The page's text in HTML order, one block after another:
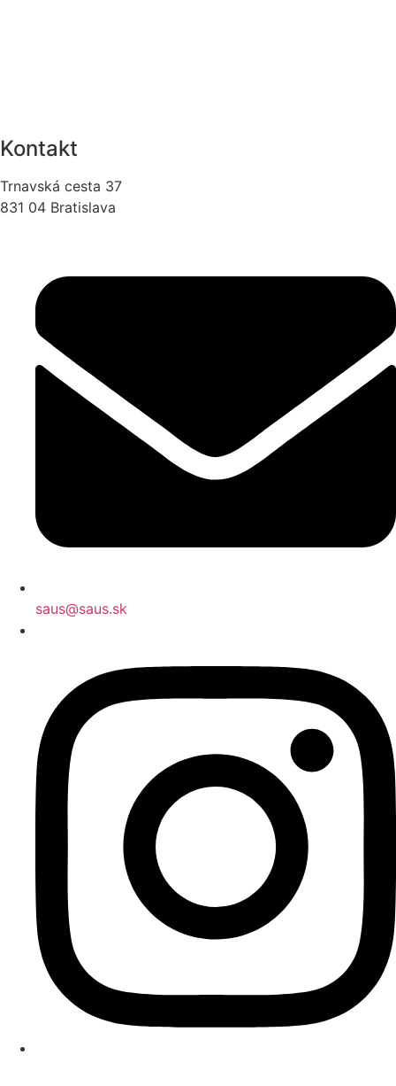
Kontakt
Trnavská cesta 37
831 04 Bratislava
saus@saus.sk